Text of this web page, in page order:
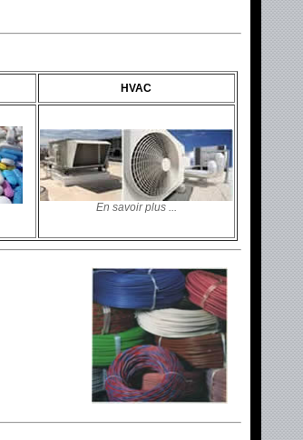
HVAC
En savoir plus ...